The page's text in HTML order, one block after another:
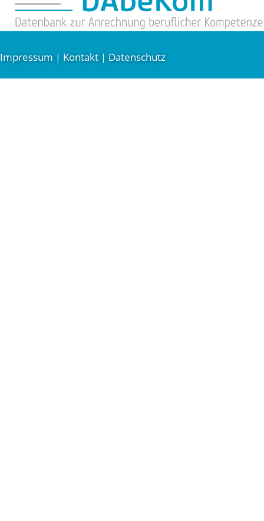
Impressum | Kontakt | Datenschutz